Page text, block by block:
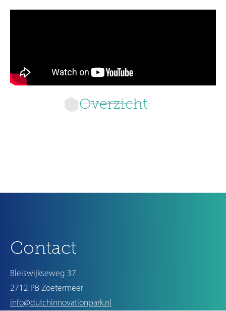
Overzicht
Contact
Bleiswijkseweg 37
2712 PB Zoetermeer
info@dutchinnovationpark.nl